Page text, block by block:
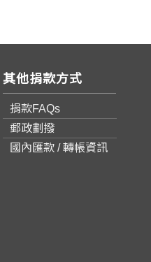
其他捐款方式
捐款FAQs
郵政劃撥
國內匯款 / 轉帳資訊